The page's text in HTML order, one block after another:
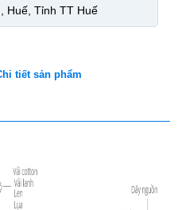
Huế, Tỉnh TT Huế
tiết sản phẩm